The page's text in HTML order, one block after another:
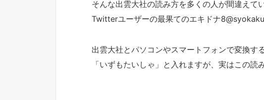
そんな出雲大社の読み方を多くの人が間違えてい
Twitterユーザーの最果てのエキドナ
出雲大社とパソコンやスマートフォンで変換す
「いずもたいしゃ」と入れますが、実はこの読